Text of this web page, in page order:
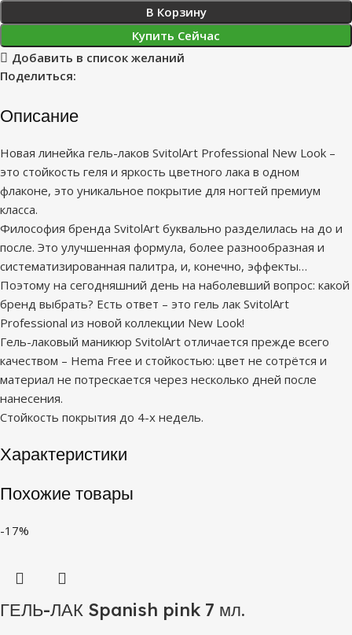
В Корзину
Купить Сейчас
Добавить в список желаний
Поделиться:
Описание
Новая линейка гель-лаков SvitolArt Professional New Look –
это стойкость геля и яркость цветного лака в одном
флаконе, это уникальное покрытие для ногтей премиум
класса.
Философия бренда SvitolArt буквально разделилась на до и
после. Это улучшенная формула, более разнообразная и
систематизированная палитра, и, конечно, эффекты…
Поэтому на сегодняшний день на наболевший вопрос: какой
бренд выбрать? Есть ответ – это гель лак SvitolArt
Professional из новой коллекции New Look!
Гель-лаковый маникюр SvitolArt отличается прежде всего
качеством – Hema Free и стойкостью: цвет не сотрётся и
материал не потрескается через несколько дней после
нанесения.
Стойкость покрытия до 4-х недель.
Характеристики
Похожие товары
-17%
ГЕЛЬ-ЛАК Spanish pink 7 мл.